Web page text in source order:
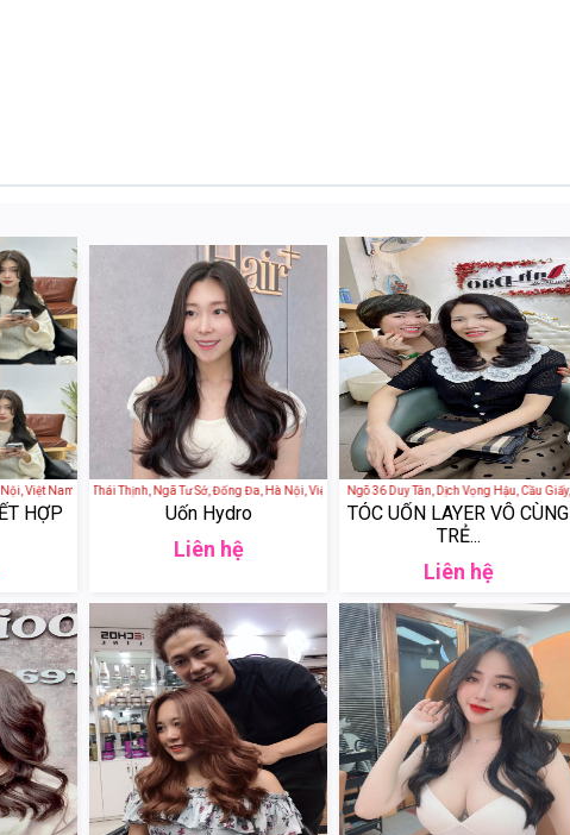
Hà Nội, Việt Nam
HỢP
- 88 Phố Thái Thịnh, Ngã Tư Sở, Đống Đa, Hà Nội, Việt Nam
Uốn Hydro
Liên hệ
Anh Đào Hair Salon - 39 Ngõ 36 Duy Tân, Dịch Vọng Hậu, Cầu Giấy,
TÓC UỐN LAYER VÔ CÙNG
TRẺ...
Liên hệ
Anh Đào Hair Salon -